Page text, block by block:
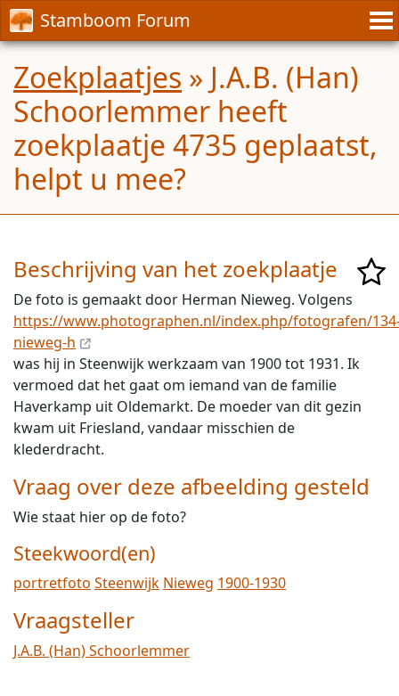
Stamboom Forum
Zoekplaatjes » J.A.B. (Han)
Schoorlemmer heeft
zoekplaatje 4735 geplaatst,
helpt u mee?
Beschrijving van het zoekplaatje
De foto is gemaakt door Herman Nieweg. Volgens
https://www.photographen.nl/index.php/fotografen/
nieweg-h
was hij in Steenwijk werkzaam van 1900 tot 1931. Ik
vermoed dat het gaat om iemand van de familie
Haverkamp uit Oldemarkt. De moeder van dit gezin
kwam uit Friesland, vandaar misschien de
klederdracht.
Vraag over deze afbeelding gesteld
Wie staat hier op de foto?
Steekwoord(en)
portretfoto Steenwijk Nieweg 1900-1930
Vraagsteller
J.A.B. (Han) Schoorlemmer